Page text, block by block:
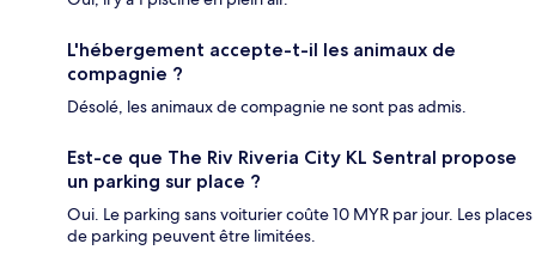
L'hébergement accepte-t-il les animaux de
compagnie ?
Désolé, les animaux de compagnie ne sont pas admis.
Est-ce que The Riv Riveria City KL Sentral propose
un parking sur place ?
Oui. Le parking sans voiturier coûte 10 MYR par jour. Les places
de parking peuvent être limitées.